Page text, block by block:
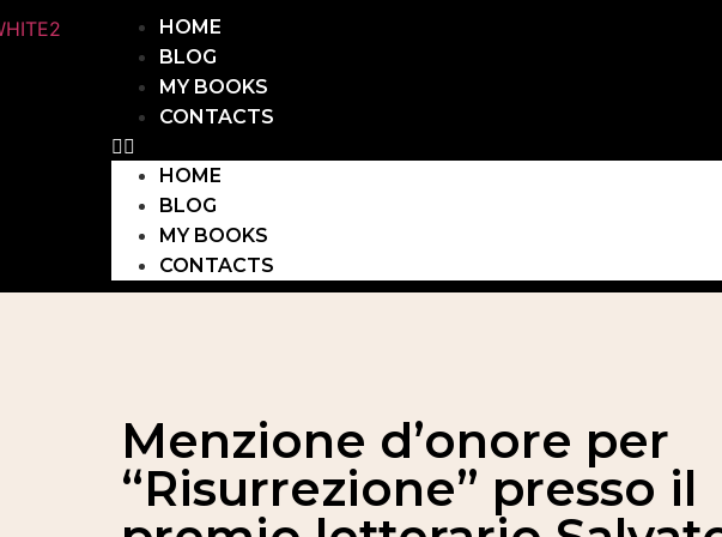
HOME
BLOG
MY BOOKS
CONTACTS
HOME
BLOG
MY BOOKS
CONTACTS
Menzione d’onore per
“Risurrezione” presso il